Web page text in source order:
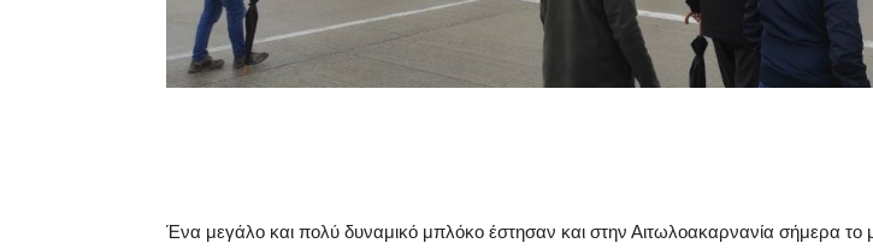
Ένα μεγάλο και πολύ δυναμικό μπλόκο έστησαν και στην Αιτωλοακαρνανία σήμερα το